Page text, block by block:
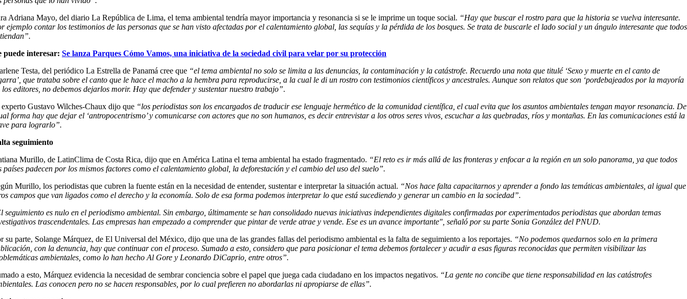
Adriana Mayo, del diario La República de Lima, el tema ambiental tendría mayor importancia y resonancia si se le imprime un toque social. “Hay que buscar el rostro para que la historia se vuelva interesante.
ejemplo contar los testimonios de las personas que se han visto afectadas por el calentamiento global, las sequías y la pérdida de los bosques. Se trata de buscarle el lado social y un ángulo interesante que todos
puede interesar: Se lanza Parques Cómo Vamos, una iniciativa de la sociedad civil para velar por su protección
Testa, del periódico La Estrella de Panamá cree que “el tema ambiental no solo se limita a las denuncias, la contaminación y la catástrofe. Recuerdo una nota que titulé ‘Sexo y muerte en el canto de
que trataba sobre el canto que le hace el macho a la hembra para reproducirse, a la cual le di un rostro con testimonios científicos y ancestrales. Aunque son relatos que son ‘pordebajeados por la mayoría
los editores, no debemos dejarlos morir. Hay que defender y sustentar nuestro trabajo”.
Gustavo Wilches-Chaux dijo que “los periodistas son los encargados de traducir ese lenguaje hermético de la comunidad científica, el cual evita que los asuntos ambientales tengan mayor resonancia. De
forma hay que dejar el ‘antropocentrismo’ y comunicarse con actores que no son humanos, es decir entrevistar a los otros seres vivos, escuchar a las quebradas, ríos y montañas. En las comunicaciones está la
para lograrlo”.
seguimiento
Murillo, de LatinClima de Costa Rica, dijo que en América Latina el tema ambiental ha estado fragmentado. “El reto es ir más allá de las fronteras y enfocar a la región en un solo panorama, ya que todos
países padecen por los mismos factores como el calentamiento global, la deforestación y el cambio del uso del suelo”.
Murillo, los periodistas que cubren la fuente están en la necesidad de entender, sustentar e interpretar la situación actual. “Nos hace falta capacitarnos y aprender a fondo las temáticas ambientales, al igual que
campos que van ligados como el derecho y la economía. Solo de esa forma podemos interpretar lo que está sucediendo y generar un cambio en la sociedad”.
seguimiento es nulo en el periodismo ambiental. Sin embargo, últimamente se han consolidado nuevas iniciativas independientes digitales confirmadas por experimentados periodistas que abordan temas
trascendentales. Las empresas han empezado a comprender que pintar de verde atrae y vende. Ese es un avance importante", señaló por su parte Sonia González del PNUD.
su parte, Solange Márquez, de El Universal del México, dijo que una de las grandes fallas del periodismo ambiental es la falta de seguimiento a los reportajes. “No podemos quedarnos solo en la primera
con la denuncia, hay que continuar con el proceso. Sumado a esto, considero que para posicionar el tema debemos fortalecer y acudir a esas figuras reconocidas que permiten visibilizar las
ambientales, como lo han hecho Al Gore y Leonardo DiCaprio, entre otros”.
a esto, Márquez evidencia la necesidad de sembrar conciencia sobre el papel que juega cada ciudadano en los impactos negativos. “La gente no concibe que tiene responsabilidad en las catástrofes
Las conocen pero no se hacen responsables, por lo cual prefieren no abordarlas ni apropiarse de ellas”.